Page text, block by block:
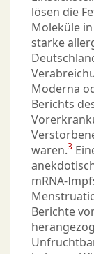
lösen die
Moleküle
starke
Moderna
Berichts
waren.3
mRNA-
Berichte